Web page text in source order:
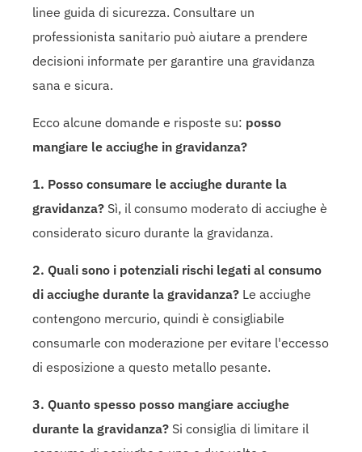
linee guida di sicurezza. Consultare un
professionista sanitario può aiutare a prendere
decisioni informate per garantire una gravidanza
sana e sicura.
Ecco alcune domande e risposte su: posso
mangiare le acciughe in gravidanza?
1. Posso consumare le acciughe durante la
gravidanza? Sì, il consumo moderato di acciughe è
considerato sicuro durante la gravidanza.
2. Quali sono i potenziali rischi legati al consumo
di acciughe durante la gravidanza? Le acciughe
contengono mercurio, quindi è consigliabile
consumarle con moderazione per evitare l'eccesso
di esposizione a questo metallo pesante.
3. Quanto spesso posso mangiare acciughe
durante la gravidanza? Si consiglia di limitare il